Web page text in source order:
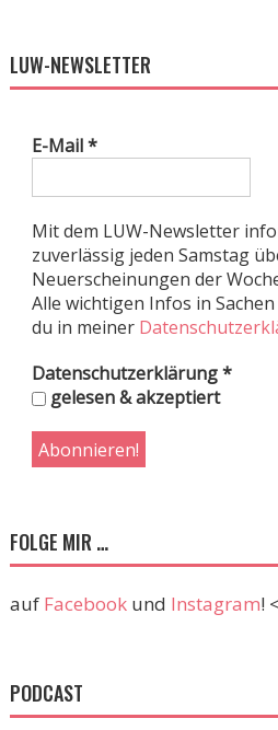
LUW-NEWSLETTER
E-Mail*
Mit dem LUW-Newsletter
zuverlässig jeden Samstag
Neuerscheinungen der
Alle wichtigen Infos in
du in meiner
Datenschutzerklärung*
gelesen & akzeptiert
FOLGE MIR …
auf Facebookund Instagram!
PODCAST